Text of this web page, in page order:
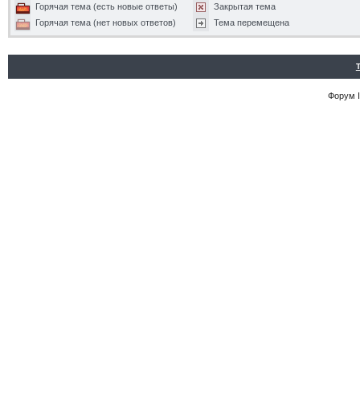
Горячая тема (есть новые ответы)
Горячая тема (нет новых ответов)
Закрытая тема
Тема перемещена
Форум